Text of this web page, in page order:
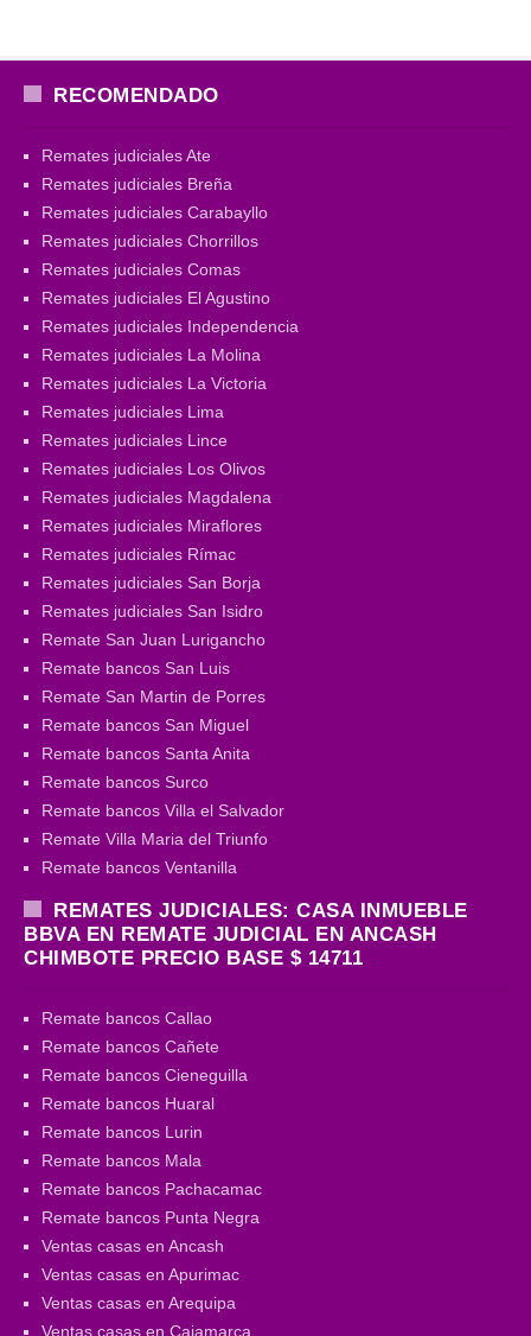
RECOMENDADO
Remates judiciales Ate
Remates judiciales Breña
Remates judiciales Carabayllo
Remates judiciales Chorrillos
Remates judiciales Comas
Remates judiciales El Agustino
Remates judiciales Independencia
Remates judiciales La Molina
Remates judiciales La Victoria
Remates judiciales Lima
Remates judiciales Lince
Remates judiciales Los Olivos
Remates judiciales Magdalena
Remates judiciales Miraflores
Remates judiciales Rímac
Remates judiciales San Borja
Remates judiciales San Isidro
Remate San Juan Lurigancho
Remate bancos San Luis
Remate San Martin de Porres
Remate bancos San Miguel
Remate bancos Santa Anita
Remate bancos Surco
Remate bancos Villa el Salvador
Remate Villa Maria del Triunfo
Remate bancos Ventanilla
REMATES JUDICIALES: CASA INMUEBLE
BBVA EN REMATE JUDICIAL EN ANCASH
CHIMBOTE PRECIO BASE $ 14711
Remate bancos Callao
Remate bancos Cañete
Remate bancos Cieneguilla
Remate bancos Huaral
Remate bancos Lurin
Remate bancos Mala
Remate bancos Pachacamac
Remate bancos Punta Negra
Ventas casas en Ancash
Ventas casas en Apurimac
Ventas casas en Arequipa
Ventas casas en Cajamarca